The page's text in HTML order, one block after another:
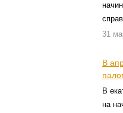
31
В
В
на